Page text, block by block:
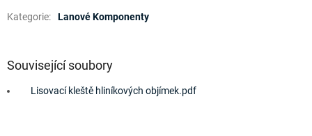
Kategorie: Lanové Komponenty
Související soubory
Lisovací kleště hliníkových objímek.pdf